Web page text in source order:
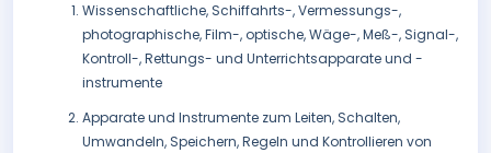
Wissenschaftliche, Schiffahrts-, Vermessungs-,
photographische, Film-, optische, Wäge-, Meß-, Signal-,
Kontroll-, Rettungs- und Unterrichtsapparate und -
instrumente
Apparate und Instrumente zum Leiten, Schalten,
Umwandeln, Speichern, Regeln und Kontrollieren von